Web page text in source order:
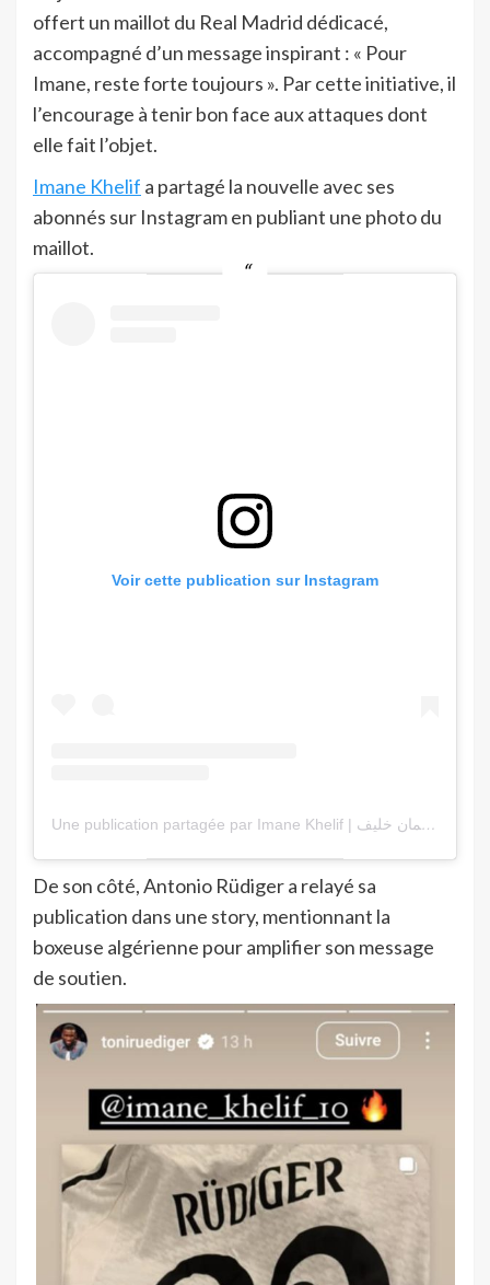
offert un maillot du Real Madrid dédicacé,
accompagné d’un message inspirant : « Pour
Imane, reste forte toujours ». Par cette initiative, il
l’encourage à tenir bon face aux attaques dont
elle fait l’objet.
Imane Khelif a partagé la nouvelle avec ses
abonnés sur Instagram en publiant une photo du
maillot.
Voir cette publication sur Instagram
Une publication partagée par Imane Khelif | إيمان خليف 🇩🇿 (@imane_khelif_10)
De son côté, Antonio Rüdiger a relayé sa
publication dans une story, mentionnant la
boxeuse algérienne pour amplifier son message
de soutien.